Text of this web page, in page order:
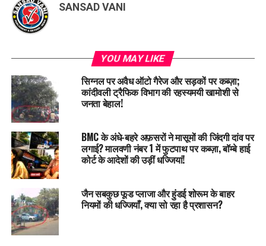
SANSAD VANI
YOU MAY LIKE
सिग्नल पर अवैध ऑटो गैरेज और सड़कों पर कब्ज़ा;
कांदीवली ट्रैफिक विभाग की रहस्यमयी खामोशी से
जनता बेहाल!
BMC के अंधे-बहरे अफ़सरों ने मासूमों की जिंदगी दांव पर
लगाई? मालवणी नंबर 1 में फुटपाथ पर कब्ज़ा, बॉम्बे हाई
कोर्ट के आदेशों की उड़ीं धज्जियां!
जैन सबकुछ फूड प्लाजा और हुंडई शोरूम के बाहर
नियमों की धज्जियाँ, क्या सो रहा है प्रशासन?